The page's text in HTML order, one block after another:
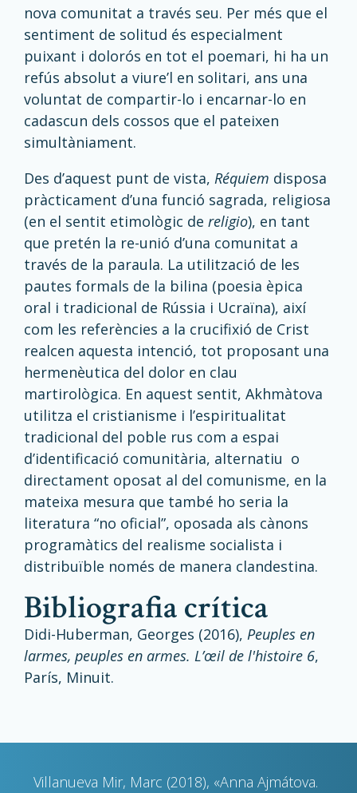
nova comunitat a través seu. Per més que el
sentiment de solitud és especialment
puixant i dolorós en tot el poemari, hi ha un
refús absolut a viure’l en solitari, ans una
voluntat de compartir-lo i encarnar-lo en
cadascun dels cossos que el pateixen
simultàniament.
Des d’aquest punt de vista, Réquiem disposa
pràcticament d’una funció sagrada, religiosa
(en el sentit etimològic de religio), en tant
que pretén la re-unió d’una comunitat a
través de la paraula. La utilització de les
pautes formals de la bilina (poesia èpica
oral i tradicional de Rússia i Ucraïna), així
com les referències a la crucifixió de Crist
realcen aquesta intenció, tot proposant una
hermenèutica del dolor en clau
martirològica. En aquest sentit, Akhmàtova
utilitza el cristianisme i l’espiritualitat
tradicional del poble rus com a espai
d’identificació comunitària, alternatiu o
directament oposat al del comunisme, en la
mateixa mesura que també ho seria la
literatura “no oficial”, oposada als cànons
programàtics del realisme socialista i
distribuïble només de manera clandestina.
bibliografia crítica
Didi-Huberman, Georges (2016), Peuples en
larmes, peuples en armes. L’œil de l'histoire 6,
París, Minuit.
Villanueva Mir, Marc (2018), «Anna Ajmátova.